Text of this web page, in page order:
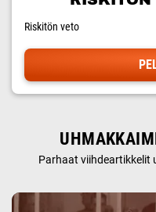
Riskitön veto
Parhaat viihdeartikkelit